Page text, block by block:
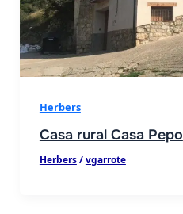
Herbers
Casa rural Casa Pepo
Herbers/vgarrote